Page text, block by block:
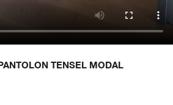
TENSEL MODAL